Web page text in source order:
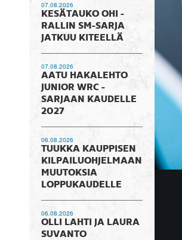
07.08.2026
KESÄTAUKO OHI -
RALLIN SM-SARJA
JATKUU KITEELLÄ
07.08.2026
AATU HAKALEHTO
JUNIOR WRC -
SARJAAN KAUDELLE
2027
06.08.2026
TUUKKA KAUPPISEN
KILPAILUOHJELMAAN
MUUTOKSIA
LOPPUKAUDELLE
06.08.2026
OLLI LAHTI JA LAURA
SUVANTO